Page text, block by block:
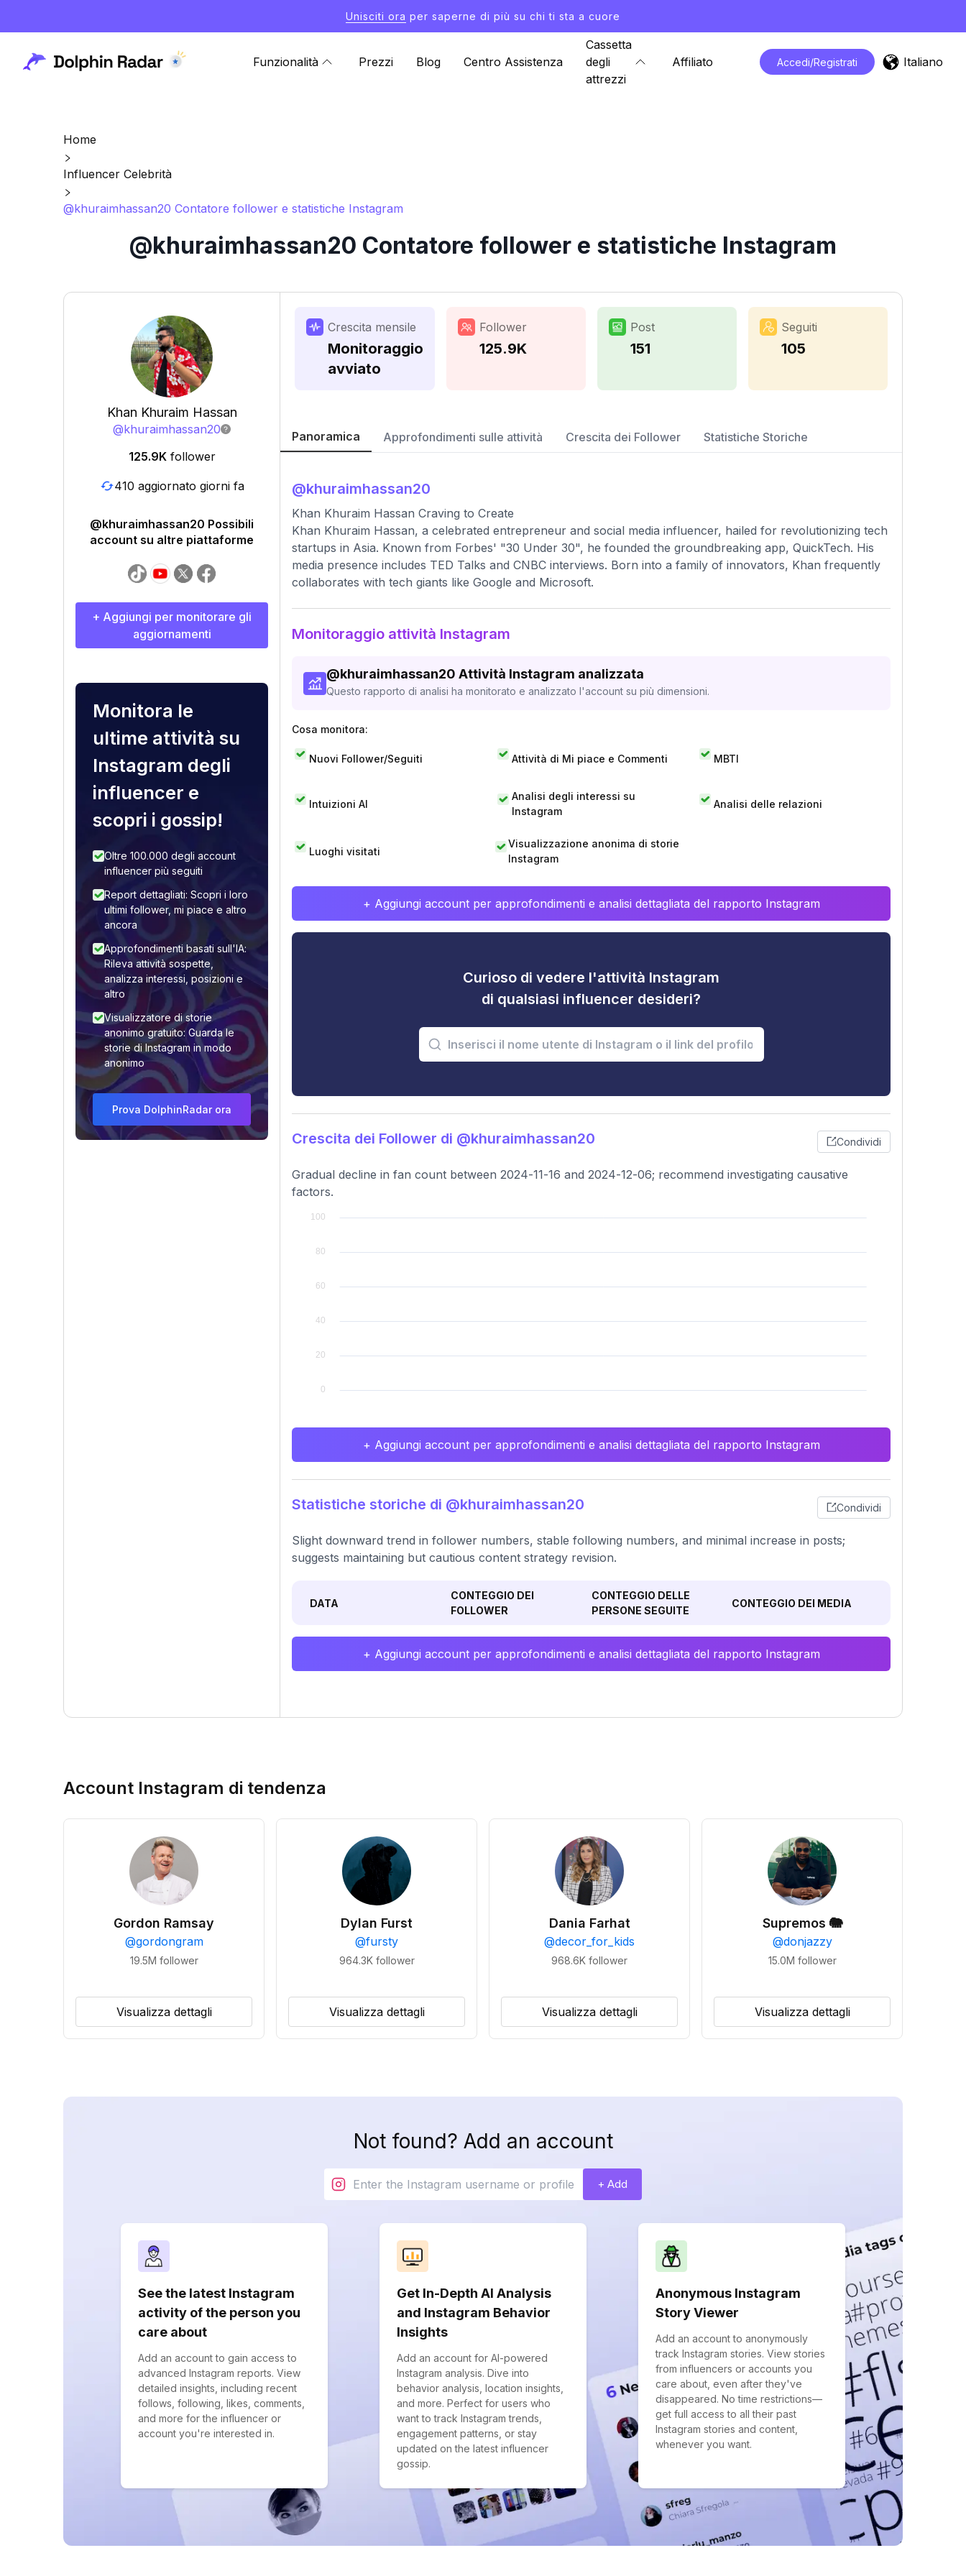
Unisciti ora per saperne di più su chi ti sta a cuore
Funzionalità Prezzi Blog Centro Assistenza
Cassetta
degli
attrezzi
Affiliato Accedi/Registrati Italiano
Home
Influencer Celebrità
@khuraimhassan20 Contatore follower e statistiche Instagram
@khuraimhassan20 Contatore follower e statistiche Instagram
Khan Khuraim Hassan
@khuraimhassan20
125.9K follower
410 aggiornato giorni fa
@khuraimhassan20 Possibili
account su altre piattaforme
+ Aggiungi per monitorare gli
aggiornamenti
Monitora le
ultime attività su
Instagram degli
influencer e
scopri i gossip!
Oltre 100.000 degli account
influencer più seguiti
Report dettagliati: Scopri i loro
ultimi follower, mi piace e altro
ancora
Approfondimenti basati sull'IA:
Rileva attività sospette,
analizza interessi, posizioni e
altro
Visualizzatore di storie
anonimo gratuito: Guarda le
storie di Instagram in modo
anonimo
Prova DolphinRadar ora
Crescita mensile
Monitoraggio
avviato
Follower
125.9K
Post
151
Seguiti
105
Panoramica Approfondimenti sulle attività Crescita dei Follower Statistiche Storiche
@khuraimhassan20
Khan Khuraim Hassan Craving to Create
Khan Khuraim Hassan, a celebrated entrepreneur and social media influencer, hailed for revolutionizing tech
startups in Asia. Known from Forbes' "30 Under 30", he founded the groundbreaking app, QuickTech. His
media presence includes TED Talks and CNBC interviews. Born into a family of innovators, Khan frequently
collaborates with tech giants like Google and Microsoft.
Monitoraggio attività Instagram
@khuraimhassan20 Attività Instagram analizzata
Questo rapporto di analisi ha monitorato e analizzato l'account su più dimensioni.
Cosa monitora:
Nuovi Follower/Seguiti Attività di Mi piace e Commenti MBTI
Intuizioni AI
Analisi degli interessi su
Instagram
Analisi delle relazioni
Luoghi visitati
Visualizzazione anonima di storie
Instagram
+ Aggiungi account per approfondimenti e analisi dettagliata del rapporto Instagram
Curioso di vedere l'attività Instagram
di qualsiasi influencer desideri?
Crescita dei Follower di @khuraimhassan20 Condividi
Gradual decline in fan count between 2024-11-16 and 2024-12-06; recommend investigating causative
factors.
+ Aggiungi account per approfondimenti e analisi dettagliata del rapporto Instagram
Statistiche storiche di @khuraimhassan20 Condividi
Slight downward trend in follower numbers, stable following numbers, and minimal increase in posts;
suggests maintaining but cautious content strategy revision.
DATA
CONTEGGIO DEI
FOLLOWER
CONTEGGIO DELLE
PERSONE SEGUITE
CONTEGGIO DEI MEDIA
+ Aggiungi account per approfondimenti e analisi dettagliata del rapporto Instagram
Account Instagram di tendenza
Gordon Ramsay
@gordongram
19.5M follower
Visualizza dettagli
Dylan Furst
@fursty
964.3K follower
Visualizza dettagli
Dania Farhat
@decor_for_kids
968.6K follower
Visualizza dettagli
Supremos 🐘
@donjazzy
15.0M follower
Visualizza dettagli
Not found? Add an account
+ Add
See the latest Instagram
activity of the person you
care about
Add an account to gain access to
advanced Instagram reports. View
detailed insights, including recent
follows, following, likes, comments,
and more for the influencer or
account you're interested in.
Get In-Depth AI Analysis
and Instagram Behavior
Insights
Add an account for AI-powered
Instagram analysis. Dive into
behavior analysis, location insights,
and more. Perfect for users who
want to track Instagram trends,
engagement patterns, or stay
updated on the latest influencer
gossip.
Anonymous Instagram
Story Viewer
Add an account to anonymously
track Instagram stories. View stories
from influencers or accounts you
care about, even after they've
disappeared. No time restrictions—
get full access to all their past
Instagram stories and content,
whenever you want.